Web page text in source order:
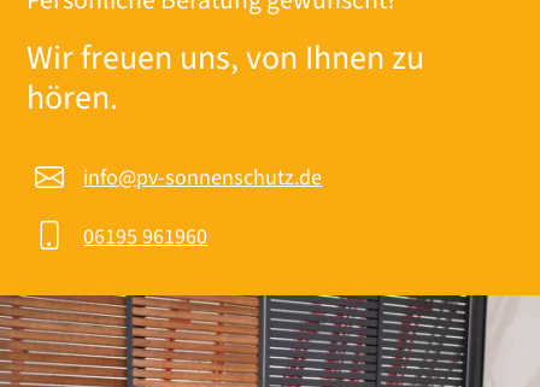
Wir freuen uns, von Ihnen zu
hören.
info@pv-sonnenschutz.de
06195 961960